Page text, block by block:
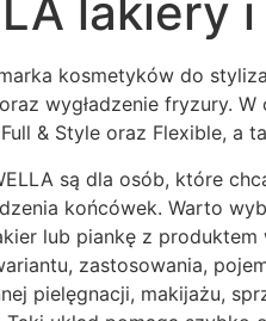
lakiery
kosmetyków do
wygładzenie fryzury.
& Style oraz Flexible, a
są dla osób, które
końcówek. Warto
lub piankę z
zastosowania,
pielęgnacji, makijażu,